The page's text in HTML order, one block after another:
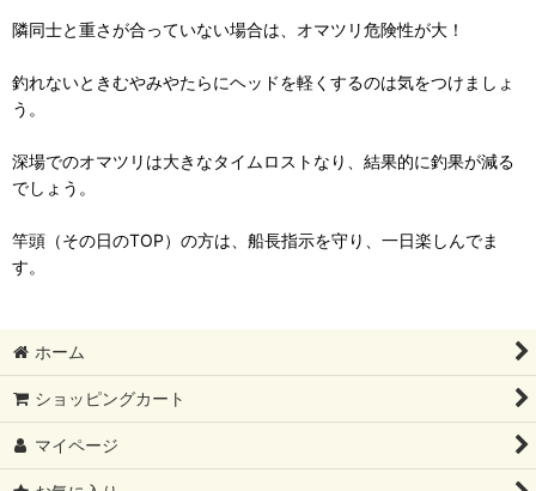
隣同士と重さが合っていない場合は、オマツリ危険性が大！
釣れないときむやみやたらにヘッドを軽くするのは気をつけましょ
う。
深場でのオマツリは大きなタイムロストなり、結果的に釣果が減る
でしょう。
竿頭（その日のTOP）の方は、船長指示を守り、一日楽しんでま
す。
ホーム
ショッピングカート
マイページ